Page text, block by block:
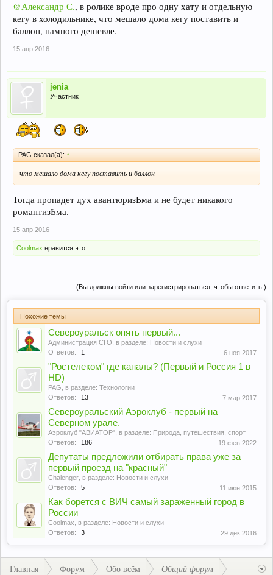
@Александр С., в ролике вроде про одну хату и отдельную
кегу в холодильнике, что мешало дома кегу поставить и
баллон, намного дешевле.
15 апр 2016
jenia
Участник
PAG сказал(а): ↑
что мешало дома кегу поставить и баллон
Тогда пропадет дух авантюризЬма и не будет никакого
романтизЬма.
15 апр 2016
Coolmax нравится это.
(Вы должны войти или зарегистрироваться, чтобы ответить.)
Похожие темы
Североуральск опять первый...
Администрация СГО , в разделе: Новости и слухи
Ответов:
1 6 ноя 2017
"Ростелеком" где каналы? (Первый и Россия 1 в
HD)
PAG , в разделе: Технологии
Ответов:
13 7 мар 2017
Североуральский Аэроклуб - первый на
Северном урале.
Аэроклуб "АВИАТОР" , в разделе: Природа, путешествия, спорт
Ответов:
186 19 фев 2022
Депутаты предложили отбирать права уже за
первый проезд на "красный"
Chalenger , в разделе: Новости и слухи
Ответов:
5 11 июн 2015
Как борется с ВИЧ самый зараженный город в
России
Coolmax , в разделе: Новости и слухи
Ответов:
3 29 дек 2016
Главная Форум Обо всём Общий форум